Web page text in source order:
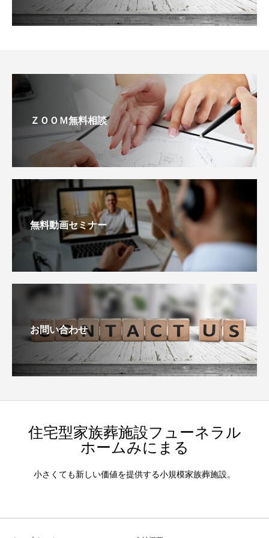
ＺＯＯＭ無料相談
無料動画セミナー
お問い合わせ
住宅型家族葬施設フューネラル
ホームみにまる
小さくても新しい価値を提供する小規模家族葬施設。